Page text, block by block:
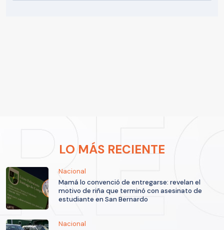
LO MÁS RECIENTE
Nacional
Mamá lo convenció de entregarse: revelan el
motivo de riña que terminó con asesinato de
estudiante en San Bernardo
Nacional